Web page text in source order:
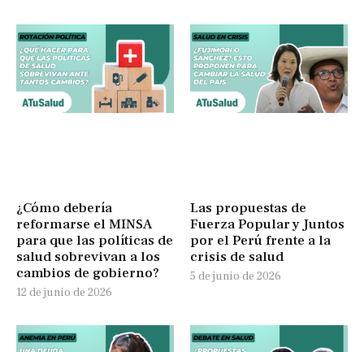
¿Cómo debería
reformarse el MINSA
para que las políticas de
salud sobrevivan a los
cambios de gobierno?
12 de junio de 2026
Las propuestas de
Fuerza Popular y Juntos
por el Perú frente a la
crisis de salud
5 de junio de 2026